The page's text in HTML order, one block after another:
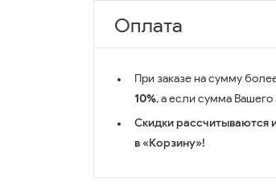
Оплата
При заказе на сумму
10%, а если сумма
Скидки рассчитываются
в «Корзину»!